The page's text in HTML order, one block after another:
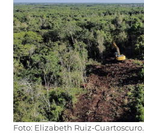
Foto: Elizabeth Ruiz-Cuartoscuro.